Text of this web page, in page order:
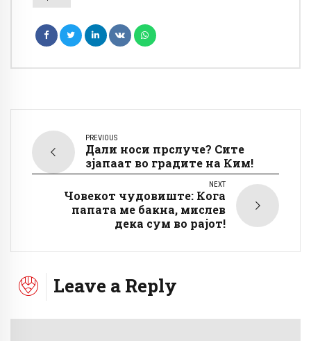
PREVIOUS
Дали носи прслуче? Сите
зјапаат во градите на Ким!
NEXT
Човекот чудовиште: Кога
папата ме бакна, мислев
дека сум во рајот!
Leave a Reply